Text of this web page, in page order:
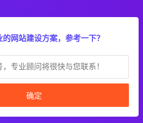
的网站建设方案，参考一下？
确定